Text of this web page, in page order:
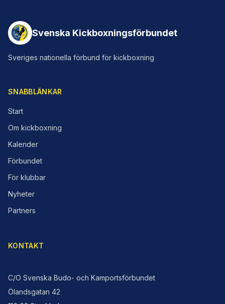
Svenska Kickboxningsförbundet
Sveriges nationella förbund för kickboxning
SNABBLÄNKAR
Start
Om kickboxning
Kalender
Förbundet
För klubbar
Nyheter
Partners
KONTAKT
C/O Svenska Budo- och Kamportsförbundet
Ölandsgatan 42